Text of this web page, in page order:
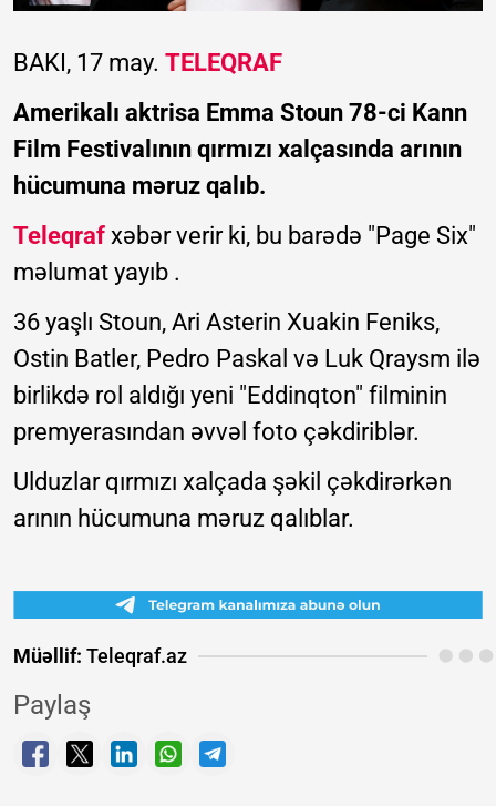
BAKI, 17 may. TELEQRAF
Amerikalı aktrisa Emma Stoun 78-ci Kann
Film Festivalının qırmızı xalçasında arının
hücumuna məruz qalıb.
Teleqraf xəbər verir ki, bu barədə "Page Six"
məlumat yayıb .
36 yaşlı Stoun, Ari Asterin Xuakin Feniks,
Ostin Batler, Pedro Paskal və Luk Qraysm ilə
birlikdə rol aldığı yeni "Eddinqton" filminin
premyerasından əvvəl foto çəkdiriblər.
Ulduzlar qırmızı xalçada şəkil çəkdirərkən
arının hücumuna məruz qalıblar.
Müəllif: Teleqraf.az
Paylaş